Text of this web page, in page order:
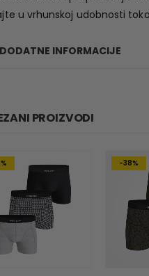
u vrhunskoj udobnosti
DODATNE INFORMACIJE
PROIZVODI
-38%